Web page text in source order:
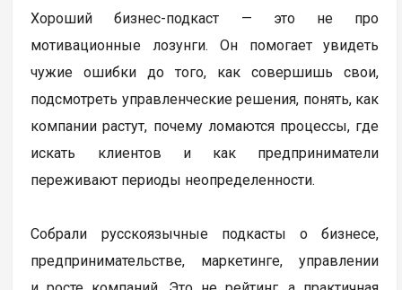
Хороший бизнес-подкаст — это не про
мотивационные лозунги. Он помогает увидеть
чужие ошибки до того, как совершишь свои,
подсмотреть управленческие решения, понять, как
компании растут, почему ломаются процессы, где
искать клиентов и как предприниматели
переживают периоды неопределенности.
Собрали русскоязычные подкасты о бизнесе,
предпринимательстве, маркетинге, управлении